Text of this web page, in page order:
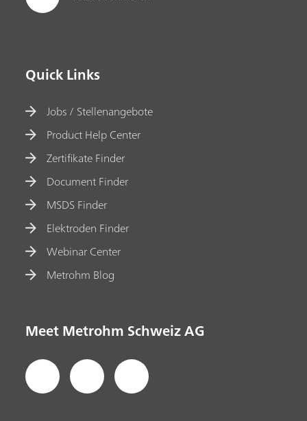
Quick Links
Jobs / Stellenangebote
Product Help Center
Zertifikate Finder
Document Finder
MSDS Finder
Elektroden Finder
Webinar Center
Metrohm Blog
Meet Metrohm Schweiz AG